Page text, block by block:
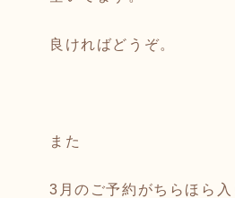
良ければどうぞ。
また
3月のご予約がちらほら入